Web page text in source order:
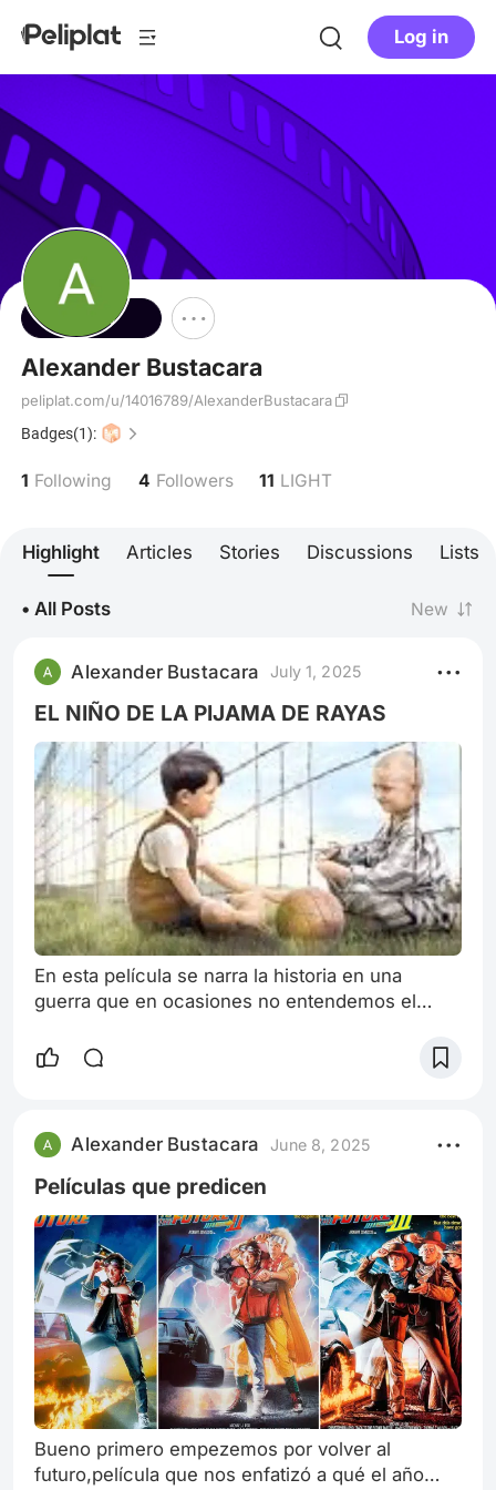
Log in
Follow
Alexander Bustacara
peliplat.com/u/14016789/AlexanderBustacara
Badges(1):
1 Following 4 Followers 11 LIGHT
Highlight Articles Stories Discussions Lists
• All Posts New
Alexander Bustacara July 1, 2025
EL NIÑO DE LA PIJAMA DE RAYAS
En esta película se narra la historia en una
guerra que en ocasiones no entendemos el
territorio,por religión por muchos motivos que
a su familia donde esté radicado,por la razón de
que llegan a las casas fiscales muy cerca de un
centro de concentración. En
Alexander Bustacara June 8, 2025
Películas que predicen
Bueno primero empezemos por volver al
futuro,película que nos enfatizó a qué el año